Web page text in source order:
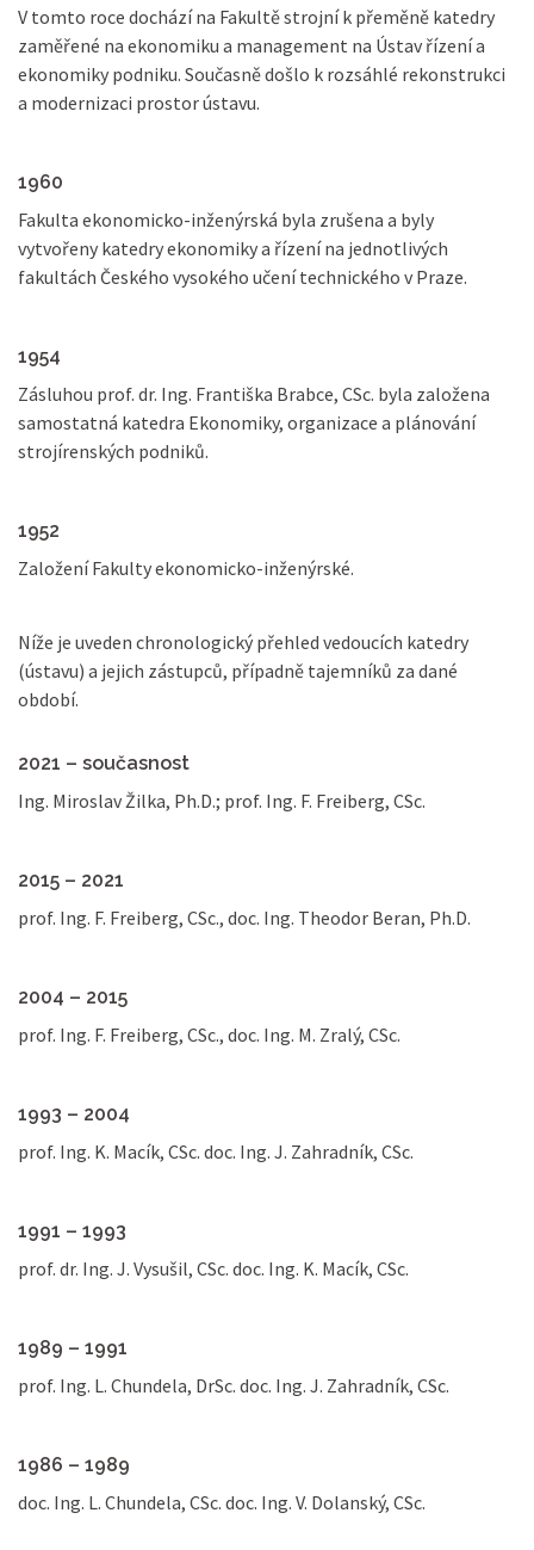
V tomto roce dochází na Fakultě strojní k přeměně katedry
zaměřené na ekonomiku a management na Ústav řízení a
ekonomiky podniku. Současně došlo k rozsáhlé rekonstrukci
a modernizaci prostor ústavu.
1960
Fakulta ekonomicko-inženýrská byla zrušena a byly
vytvořeny katedry ekonomiky a řízení na jednotlivých
fakultách Českého vysokého učení technického v Praze.
1954
Zásluhou prof. dr. Ing. Františka Brabce, CSc. byla založena
samostatná katedra Ekonomiky, organizace a plánování
strojírenských podniků.
1952
Založení Fakulty ekonomicko-inženýrské.
Níže je uveden chronologický přehled vedoucích katedry
(ústavu) a jejich zástupců, případně tajemníků za dané
období.
2021 – současnost
Ing. Miroslav Žilka, Ph.D.; prof. Ing. F. Freiberg, CSc.
2015 – 2021
prof. Ing. F. Freiberg, CSc., doc. Ing. Theodor Beran, Ph.D.
2004 – 2015
prof. Ing. F. Freiberg, CSc., doc. Ing. M. Zralý, CSc.
1993 – 2004
prof. Ing. K. Macík, CSc. doc. Ing. J. Zahradník, CSc.
1991 – 1993
prof. dr. Ing. J. Vysušil, CSc. doc. Ing. K. Macík, CSc.
1989 – 1991
prof. Ing. L. Chundela, DrSc. doc. Ing. J. Zahradník, CSc.
1986 – 1989
doc. Ing. L. Chundela, CSc. doc. Ing. V. Dolanský, CSc.